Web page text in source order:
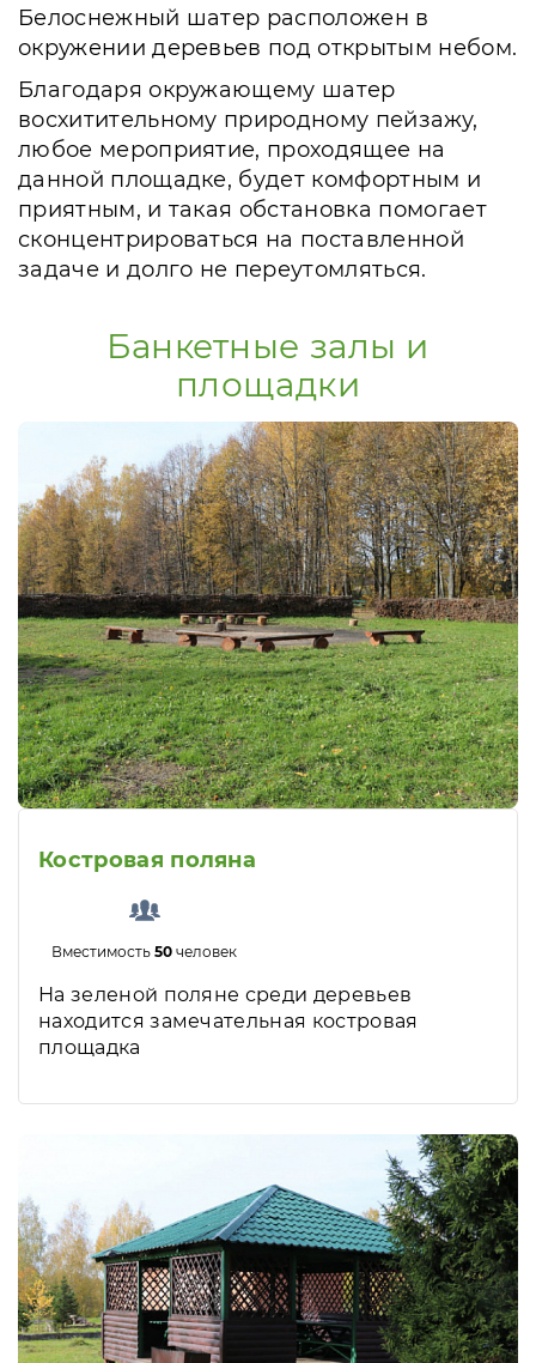
Белоснежный шатер расположен в
окружении деревьев под открытым небом.
Благодаря окружающему шатер
восхитительному природному пейзажу,
любое мероприятие, проходящее на
данной площадке, будет комфортным и
приятным, и такая обстановка помогает
сконцентрироваться на поставленной
задаче и долго не переутомляться.
Банкетные залы и
площадки
Костровая поляна
Вместимость50 человек
На зеленой поляне среди деревьев
находится замечательная костровая
площадка